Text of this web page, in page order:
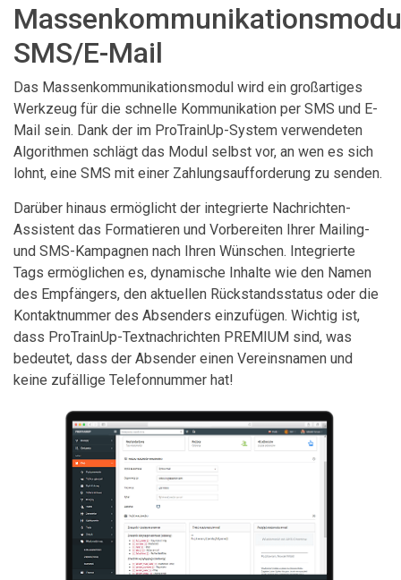
SMS/E-Mail
Das Massenkommunikationsmodul wird ein großartiges
Werkzeug für die schnelle Kommunikation per SMS und E-
Mail sein. Dank der im ProTrainUp-System verwendeten
Algorithmen schlägt das Modul selbst vor, an wen es sich
lohnt, eine SMS mit einer Zahlungsaufforderung zu senden.
Darüber hinaus ermöglicht der integrierte Nachrichten-
Assistent das Formatieren und Vorbereiten Ihrer Mailing-
und SMS-Kampagnen nach Ihren Wünschen. Integrierte
Tags ermöglichen es, dynamische Inhalte wie den Namen
des Empfängers, den aktuellen Rückstandsstatus oder die
Kontaktnummer des Absenders einzufügen. Wichtig ist,
dass ProTrainUp-Textnachrichten PREMIUM sind, was
bedeutet, dass der Absender einen Vereinsnamen und
keine zufällige Telefonnummer hat!